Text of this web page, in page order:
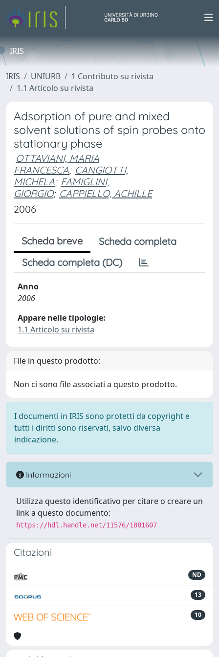
IRIS
IRIS UNIURB
1 Contributo su rivista
1.1 Articolo su rivista
Adsorption of pure and mixed
solvent solutions of spin probes onto
stationary phase
OTTAVIANI, MARIA
FRANCESCA; CANGIOTTI,
MICHELA; FAMIGLINI,
GIORGIO; CAPPIELLO, ACHILLE
2006
Scheda breve
Scheda completa
Scheda completa (DC)
Anno
2006
Appare nelle tipologie:
1.1 Articolo su rivista
File in questo prodotto:
Non ci sono file associati a questo prodotto.
I documenti in IRIS sono protetti da copyright e
tutti i diritti sono riservati, salvo diversa
indicazione.
Informazioni
Utilizza questo identificativo per citare o creare un
link a questo documento:
https://hdl.handle.net/11576/1881607
Citazioni
ND
13
10